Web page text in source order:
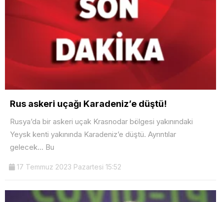
Rus askeri uçağı Karadeniz’e düştü!
Rusya’da bir askeri uçak Krasnodar bölgesi yakınındaki
Yeysk kenti yakınında Karadeniz’e düştü. Ayrıntılar
gelecek… Bu
17 Temmuz 2023 Pazartesi 15:52